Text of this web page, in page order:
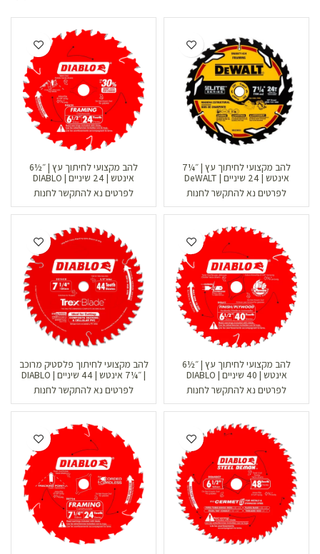
להב מקצועי לחיתוך עץ | ״¼7
אינטש | 24 שיניים | DeWALT
לפרטים נא להתקשר לחנות
להב מקצועי לחיתוך עץ | ״½6
אינטש | 24 שיניים | DIABLO
לפרטים נא להתקשר לחנות
להב מקצועי לחיתוך עץ | ״½6
אינטש | 40 שיניים | DIABLO
לפרטים נא להתקשר לחנות
להב מקצועי לחיתוך פלסטיק מרוכב
| ״¼7 אינטש | 44 שיניים | DIABLO
לפרטים נא להתקשר לחנות